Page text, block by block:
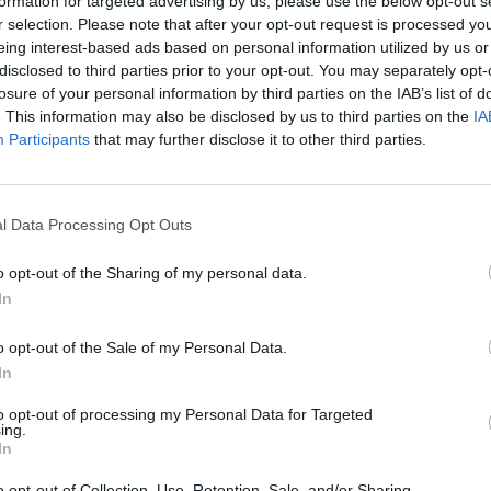
selection. Please note that after your opt-out request is processed
interest-based ads based on personal information utilized by us
to third parties prior to your opt-out. You may separately
of your personal information by third parties on the IAB’s list of
This information may also be disclosed by us to third parties on the
Participants that may further disclose it to other third parties.
Data Processing Opt Outs
opt-out of the Sharing of my personal data.
opt-out of the Sale of my Personal Data.
opt-out of processing my Personal Data for Targeted
στον μεγάλο τελικό με 68-48 την
αποκλείσει τη Ρουμανία στα προημιτελικά και την
πρωτάθλημα μπάσκετ διεξήχθη στην πόλη
την αιγίδα της Διεθνούς Ομοσπονδίας Σχολικού
«χρυσή» ιστορική στιγμή για το ελληνικό μπάσκετ.